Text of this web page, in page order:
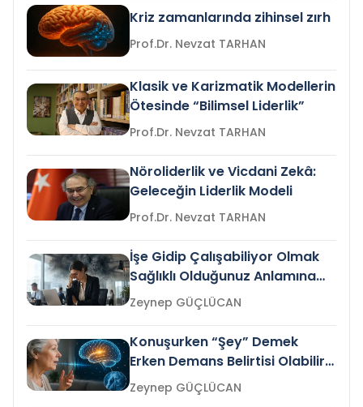
Kriz zamanlarında zihinsel zırh
Prof.Dr. Nevzat TARHAN
Klasik ve Karizmatik Modellerin
Ötesinde “Bilimsel Liderlik”
Prof.Dr. Nevzat TARHAN
Nöroliderlik ve Vicdani Zekâ:
Geleceğin Liderlik Modeli
Prof.Dr. Nevzat TARHAN
İşe Gidip Çalışabiliyor Olmak
Sağlıklı Olduğunuz Anlamına
Gelir mi?Zeynep GÜÇLÜCAN
Konuşurken “Şey” Demek
Erken Demans Belirtisi Olabilir
mi?
Zeynep GÜÇLÜCAN